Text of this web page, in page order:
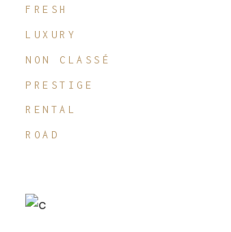
FRESH
LUXURY
NON CLASSÉ
PRESTIGE
RENTAL
ROAD